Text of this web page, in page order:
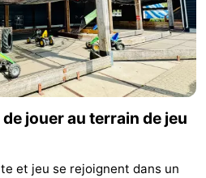
jouer au terrain de jeu
et jeu se rejoignent dans un